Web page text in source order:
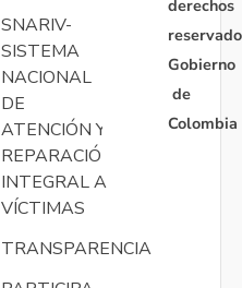
SNARIV-
SISTEMA
NACIONAL
DE
ATENCIÓN Y
REPARACIÓN
INTEGRAL A
VÍCTIMAS
TRANSPARENCIA
derechos
Gobierno
de
Colombia